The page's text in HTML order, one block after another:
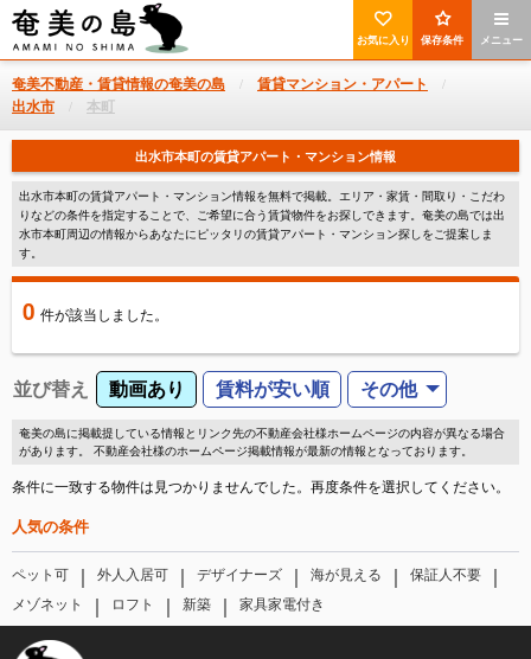
メニュー
保存条件
お気に入り
奄美不動産・賃貸情報の奄美の島
賃貸マンション・アパート
出水市
本町
出水市本町の賃貸アパート・マンション情報
出水市本町の賃貸アパート・マンション情報を無料で掲載。エリア・家賃・間取り・こだわ
りなどの条件を指定することで、ご希望に合う賃貸物件をお探しできます。奄美の島では出
水市本町周辺の情報からあなたにピッタリの賃貸アパート・マンション探しをご提案しま
す。
0 件が該当しました。
並び替え 動画あり 賃料が安い順 その他
奄美の島に掲載提している情報とリンク先の不動産会社様ホームページの内容が異なる場合
があります。 不動産会社様のホームページ掲載情報が最新の情報となっております。
条件に一致する物件は見つかりませんでした。再度条件を選択してください。
人気の条件
ペット可 ｜ 外人入居可 ｜ デザイナーズ ｜ 海が見える ｜ 保証人不要 ｜
メゾネット ｜ ロフト ｜ 新築 ｜ 家具家電付き